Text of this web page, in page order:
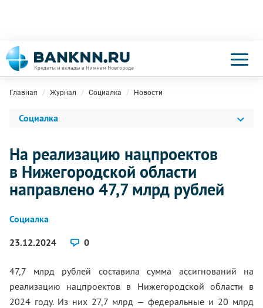
Главная Журнал Социалка Новости
Социалка
На реализацию нацпроектов
в Нижегородской области
направлено 47,7 млрд рублей
Социалка
23.12.2024
0
47,7 млрд рублей составила сумма ассигнований на
реализацию нацпроектов в Нижегородской области в
2024 году. Из них 27,7 млрд — федеральные и 20 млрд